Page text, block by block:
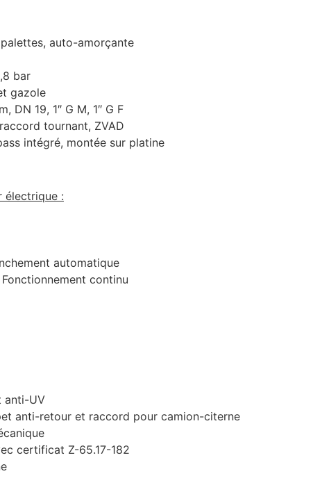
auto-amorçante
bar
gazole
DN 19, 1″ G M, 1″ G F
tournant, ZVAD
intégré, montée sur platine
électrique :
automatique
continu
anti-UV
anti-retour et raccord pour camion-citerne
certificat Z-65.17-182